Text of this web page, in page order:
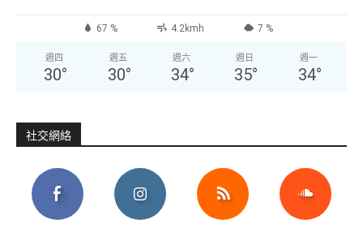
67 % 4.2kmh 7 %
週四
30°
週五
30°
週六
34°
週日
35°
週一
34°
社交網絡